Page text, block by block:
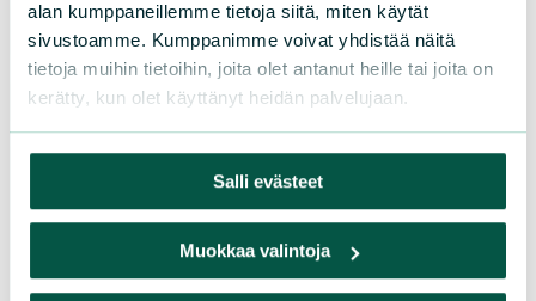
alan kumppaneillemme tietoja siitä, miten käytät
sivustoamme. Kumppanimme voivat yhdistää näitä
tietoja muihin tietoihin, joita olet antanut heille tai joita on
kerätty, kun olet käyttänyt heidän palvelujaan.
Salli evästeet
Muokkaa valintoja
Etelä-Häme
Etelä-Karjala
Etelä-Savo
Kainuu
Keski-Suomi
Lappi
Pohjanmaa